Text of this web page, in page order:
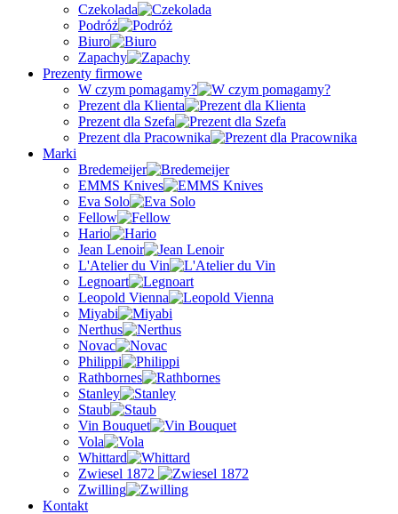
Czekolada
Podróż
Biuro
Zapachy
Prezenty firmowe
W czym pomagamy?
Prezent dla Klienta
Prezent dla Szefa
Prezent dla Pracownika
Marki
Bredemeijer
EMMS Knives
Eva Solo
Fellow
Hario
Jean Lenoir
L'Atelier du Vin
Legnoart
Leopold Vienna
Miyabi
Nerthus
Novac
Philippi
Rathbornes
Stanley
Staub
Vin Bouquet
Vola
Whittard
Zwiesel 1872
Zwilling
Kontakt